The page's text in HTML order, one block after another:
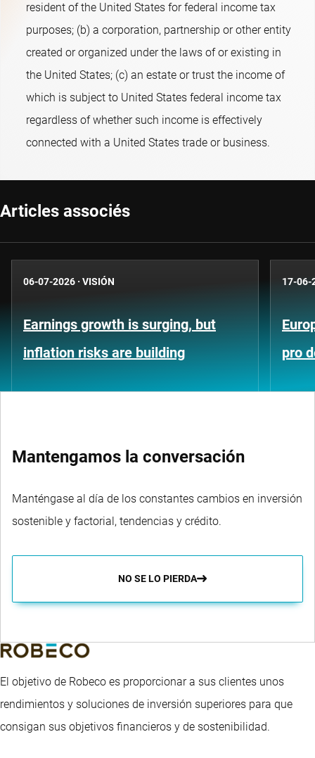
resident of the United States for federal income tax
purposes; (b) a corporation, partnership or other entity
created or organized under the laws of or existing in
the United States; (c) an estate or trust the income of
which is subject to United States federal income tax
regardless of whether such income is effectively
connected with a United States trade or business.
Articles associés
06-07-2026 · VISIÓN
Earnings growth is surging, but
inflation risks are building
17-06-
pro
Mantengamos la conversación
Manténgase al día de los constantes cambios en inversión
sostenible y factorial, tendencias y crédito.
NO SE LO PIERDA
El objetivo de Robeco es proporcionar a sus clientes unos
rendimientos y soluciones de inversión superiores para que
consigan sus objetivos financieros y de sostenibilidad.